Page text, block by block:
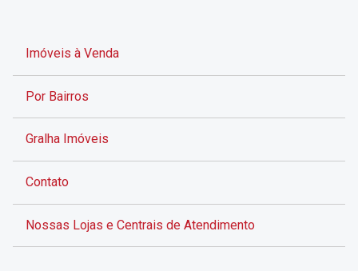
Imóveis à Venda
Por Bairros
Gralha Imóveis
Contato
Nossas Lojas e Centrais de Atendimento